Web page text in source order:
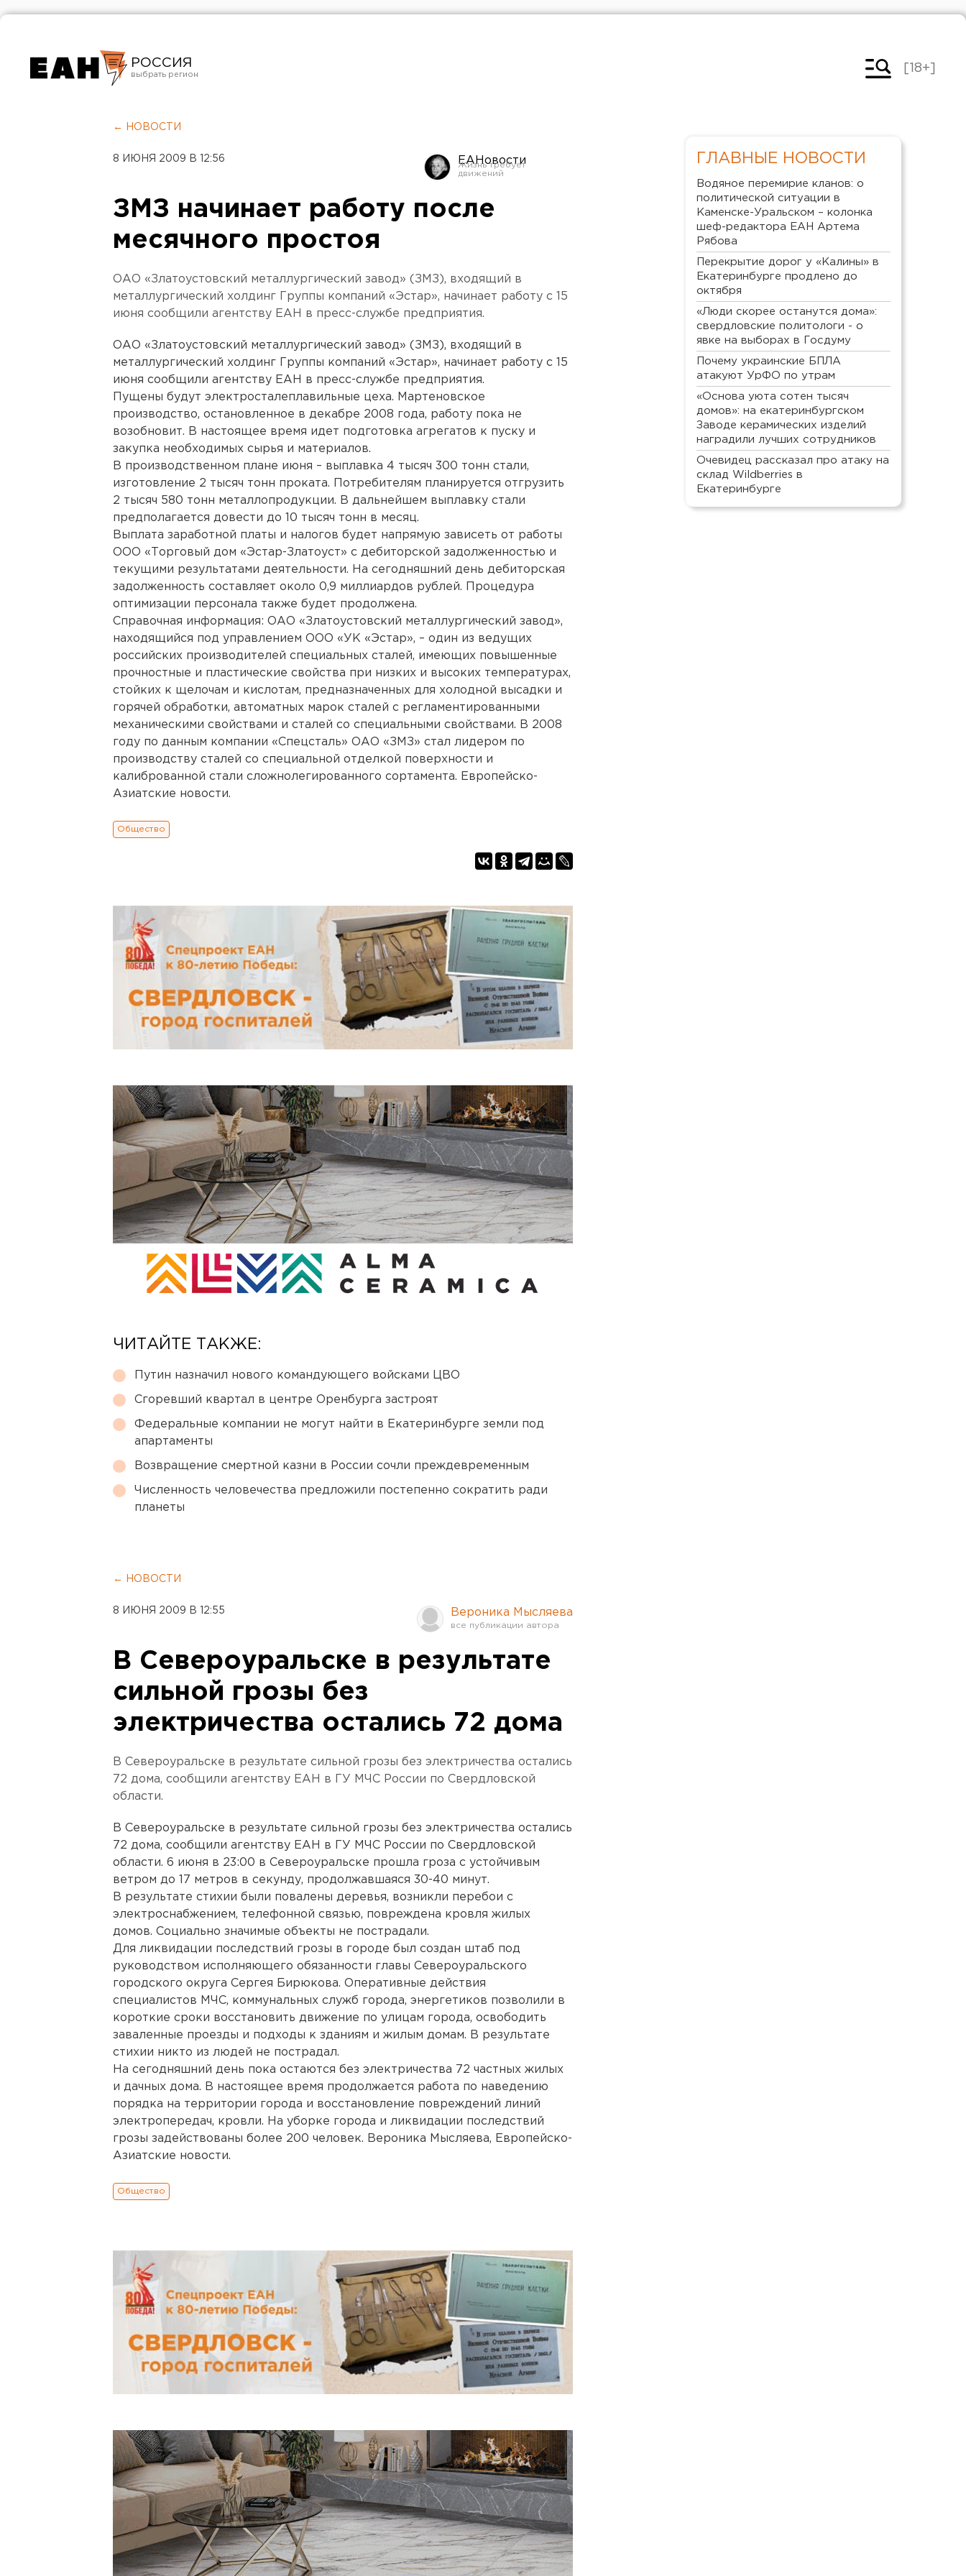
РОССИЯ
Челябинск
[18+]
← НОВОСТИ
8 ИЮНЯ 2009 В 12:56 ЕАНовости
ЗМЗ начинает работу после
месячного простоя
ОАО «Златоустовский металлургический завод» (ЗМЗ), входящий в
металлургический холдинг Группы компаний «Эстар», начинает работу с 15
июня сообщили агентству ЕАН в пресс-службе предприятия.
ОАО «Златоустовский металлургический завод» (ЗМЗ), входящий в
металлургический холдинг Группы компаний «Эстар», начинает работу с 15
июня сообщили агентству ЕАН в пресс-службе предприятия.
Пущены будут электросталеплавильные цеха. Мартеновское
производство, остановленное в декабре 2008 года, работу пока не
возобновит. В настоящее время идет подготовка агрегатов к пуску и
закупка необходимых сырья и материалов.
В производственном плане июня – выплавка 4 тысяч 300 тонн стали,
изготовление 2 тысяч тонн проката. Потребителям планируется отгрузить
2 тысяч 580 тонн металлопродукции. В дальнейшем выплавку стали
предполагается довести до 10 тысяч тонн в месяц.
Выплата заработной платы и налогов будет напрямую зависеть от работы
ООО «Торговый дом «Эстар-Златоуст» с дебиторской задолженностью и
текущими результатами деятельности. На сегодняшний день дебиторская
задолженность составляет около 0,9 миллиардов рублей. Процедура
оптимизации персонала также будет продолжена.
Справочная информация: ОАО «Златоустовский металлургический завод»,
находящийся под управлением ООО «УК «Эстар», – один из ведущих
российских производителей специальных сталей, имеющих повышенные
прочностные и пластические свойства при низких и высоких температурах,
стойких к щелочам и кислотам, предназначенных для холодной высадки и
горячей обработки, автоматных марок сталей с регламентированными
механическими свойствами и сталей со специальными свойствами. В 2008
году по данным компании «Спецсталь» ОАО «ЗМЗ» стал лидером по
производству сталей со специальной отделкой поверхности и
калиброванной стали сложнолегированного сортамента. Европейско-
Азиатские новости.
Общество
ЧИТАЙТЕ ТАКЖЕ:
Путин назначил нового командующего войсками ЦВО
Сгоревший квартал в центре Оренбурга застроят
Федеральные компании не могут найти в Екатеринбурге земли под
апартаменты
Возвращение смертной казни в России сочли преждевременным
Численность человечества предложили постепенно сократить ради
планеты
← НОВОСТИ
8 ИЮНЯ 2009 В 12:55 Вероника Мысляева
В Североуральске в результате
сильной грозы без
электричества остались 72 дома
В Североуральске в результате сильной грозы без электричества остались
72 дома, сообщили агентству ЕАН в ГУ МЧС России по Свердловской
области.
В Североуральске в результате сильной грозы без электричества остались
72 дома, сообщили агентству ЕАН в ГУ МЧС России по Свердловской
области. 6 июня в 23:00 в Североуральске прошла гроза с устойчивым
ветром до 17 метров в секунду, продолжавшаяся 30-40 минут.
В результате стихии были повалены деревья, возникли перебои с
электроснабжением, телефонной связью, повреждена кровля жилых
домов. Социально значимые объекты не пострадали.
Для ликвидации последствий грозы в городе был создан штаб под
руководством исполняющего обязанности главы Североуральского
городского округа Сергея Бирюкова. Оперативные действия
специалистов МЧС, коммунальных служб города, энергетиков позволили в
короткие сроки восстановить движение по улицам города, освободить
заваленные проезды и подходы к зданиям и жилым домам. В результате
стихии никто из людей не пострадал.
На сегодняшний день пока остаются без электричества 72 частных жилых
и дачных дома. В настоящее время продолжается работа по наведению
порядка на территории города и восстановление повреждений линий
электропередач, кровли. На уборке города и ликвидации последствий
грозы задействованы более 200 человек. Вероника Мысляева, Европейско-
Азиатские новости.
Общество
ГЛАВНЫЕ НОВОСТИ
Водяное перемирие кланов: о
политической ситуации в
Каменске-Уральском – колонка
шеф-редактора ЕАН Артема
Рябова
Перекрытие дорог у «Калины» в
Екатеринбурге продлено до
октября
«Люди скорее останутся дома»:
свердловские политологи - о
явке на выборах в Госдуму
Почему украинские БПЛА
атакуют УрФО по утрам
«Основа уюта сотен тысяч
домов»: на екатеринбургском
Заводе керамических изделий
наградили лучших сотрудников
Очевидец рассказал про атаку на
склад Wildberries в
Екатеринбурге